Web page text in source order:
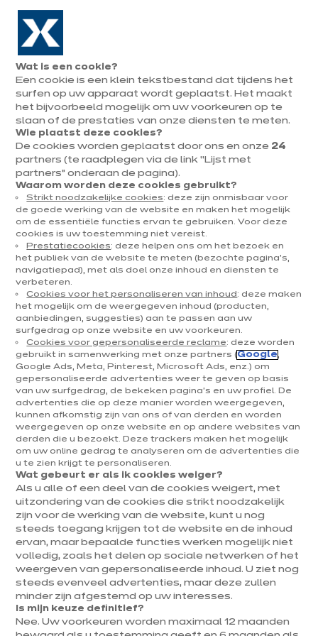
Naar de navigatie gaan
Naar de hoofdinhoud gaan
Menu
openen
winkels
Afspraak
maken
U
bevindt
zich
hier:
Home Onze keukens Per categorie Onze toonzaalkeukens Dressing
Contact
Brochure downloaden
Afspraak maken
Keukens & inrichting
Onze keukens
Keukeninspiratie
Interieurs
Jouw project
Over ixina
Werken bij ixina
Nieuwsbrief
Ontdek al ons nieuws
Wat is een cookie?
Een cookie is een klein tekstbestand dat tijdens het
surfen op uw apparaat wordt geplaatst. Het maakt
het bijvoorbeeld mogelijk om uw voorkeuren op te
slaan of de prestaties van onze diensten te meten.
Wie plaatst deze cookies?
De cookies worden geplaatst door ons en onze 24
partners (te raadplegen via de link “Lijst met
partners” onderaan de pagina).
Waarom worden deze cookies gebruikt?
Strikt noodzakelijke cookies: deze zijn onmisbaar voor
de goede werking van de website en maken het mogelijk
om de essentiële functies ervan te gebruiken. Voor deze
cookies is uw toestemming niet vereist.
Prestatiecookies: deze helpen ons om het bezoek en
het publiek van de website te meten (bezochte pagina's,
navigatiepad), met als doel onze inhoud en diensten te
verbeteren.
Cookies voor het personaliseren van inhoud : deze maken
het mogelijk om de weergegeven inhoud (producten,
aanbiedingen, suggesties) aan te passen aan uw
surfgedrag op onze website en uw voorkeuren.
Cookies voor gepersonaliseerde reclame: deze worden
gebruikt in samenwerking met onze partners (Google,
Google Ads, Meta, Pinterest, Microsoft Ads, enz.) om
gepersonaliseerde advertenties weer te geven op basis
van uw surfgedrag, de bekeken pagina's en uw profiel. De
advertenties die op deze manier worden weergegeven,
kunnen afkomstig zijn van ons of van derden en worden
weergegeven op onze website en op andere websites van
derden die u bezoekt. Deze trackers maken het mogelijk
om uw online gedrag te analyseren om de advertenties die
u te zien krijgt te personaliseren.
Wat gebeurt er als ik cookies weiger?
Als u alle of een deel van de cookies weigert, met
uitzondering van de cookies die strikt noodzakelijk
zijn voor de werking van de website, kunt u nog
steeds toegang krijgen tot de website en de inhoud
ervan, maar bepaalde functies werken mogelijk niet
volledig, zoals het delen op sociale netwerken of het
weergeven van gepersonaliseerde inhoud. U ziet nog
steeds evenveel advertenties, maar deze zullen
minder zijn afgestemd op uw interesses.
Is mijn keuze definitief?
Nee. Uw voorkeuren worden maximaal 12 maanden